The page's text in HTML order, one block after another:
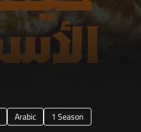
Arabic 1 Season